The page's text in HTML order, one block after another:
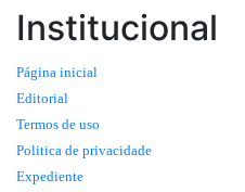
Institucional
Página inicial
Editorial
Termos de uso
Politica de privacidade
Expediente